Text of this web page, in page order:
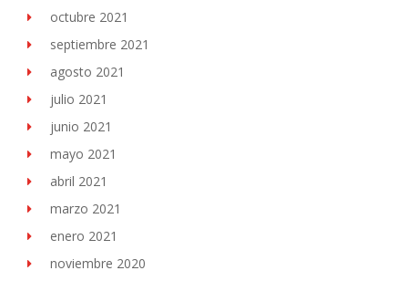
octubre 2021
septiembre 2021
agosto 2021
julio 2021
junio 2021
mayo 2021
abril 2021
marzo 2021
enero 2021
noviembre 2020